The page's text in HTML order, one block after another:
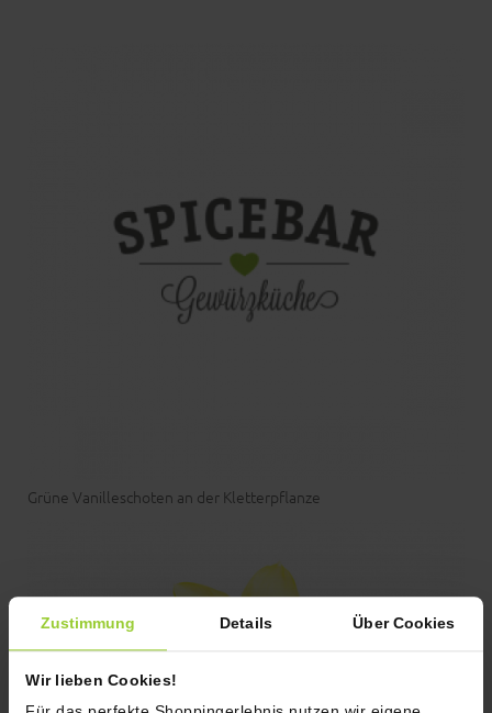
Zustimmung Details Über Cookies
Wir lieben Cookies!
Grüne Vanilleschoten an der Kletterpflanze